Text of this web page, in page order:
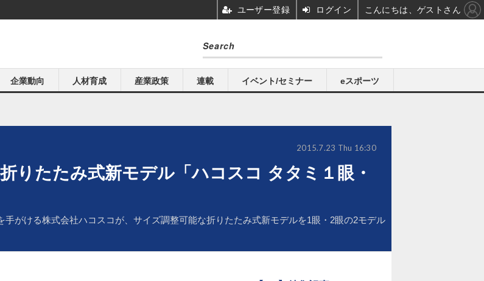
企業動向 人材育成 産業政策 連載 イベント/セミナー eスポーツ
りたたみ式新モデル「ハコスコ タタミ１眼・
がける株式会社ハコスコが、サイズ調整可能な折りたたみ式新モデルを1眼・2眼の2モデル
2015.7.23 Thu 16:30
ユーザー登録 ログイン こんにちは、ゲストさん